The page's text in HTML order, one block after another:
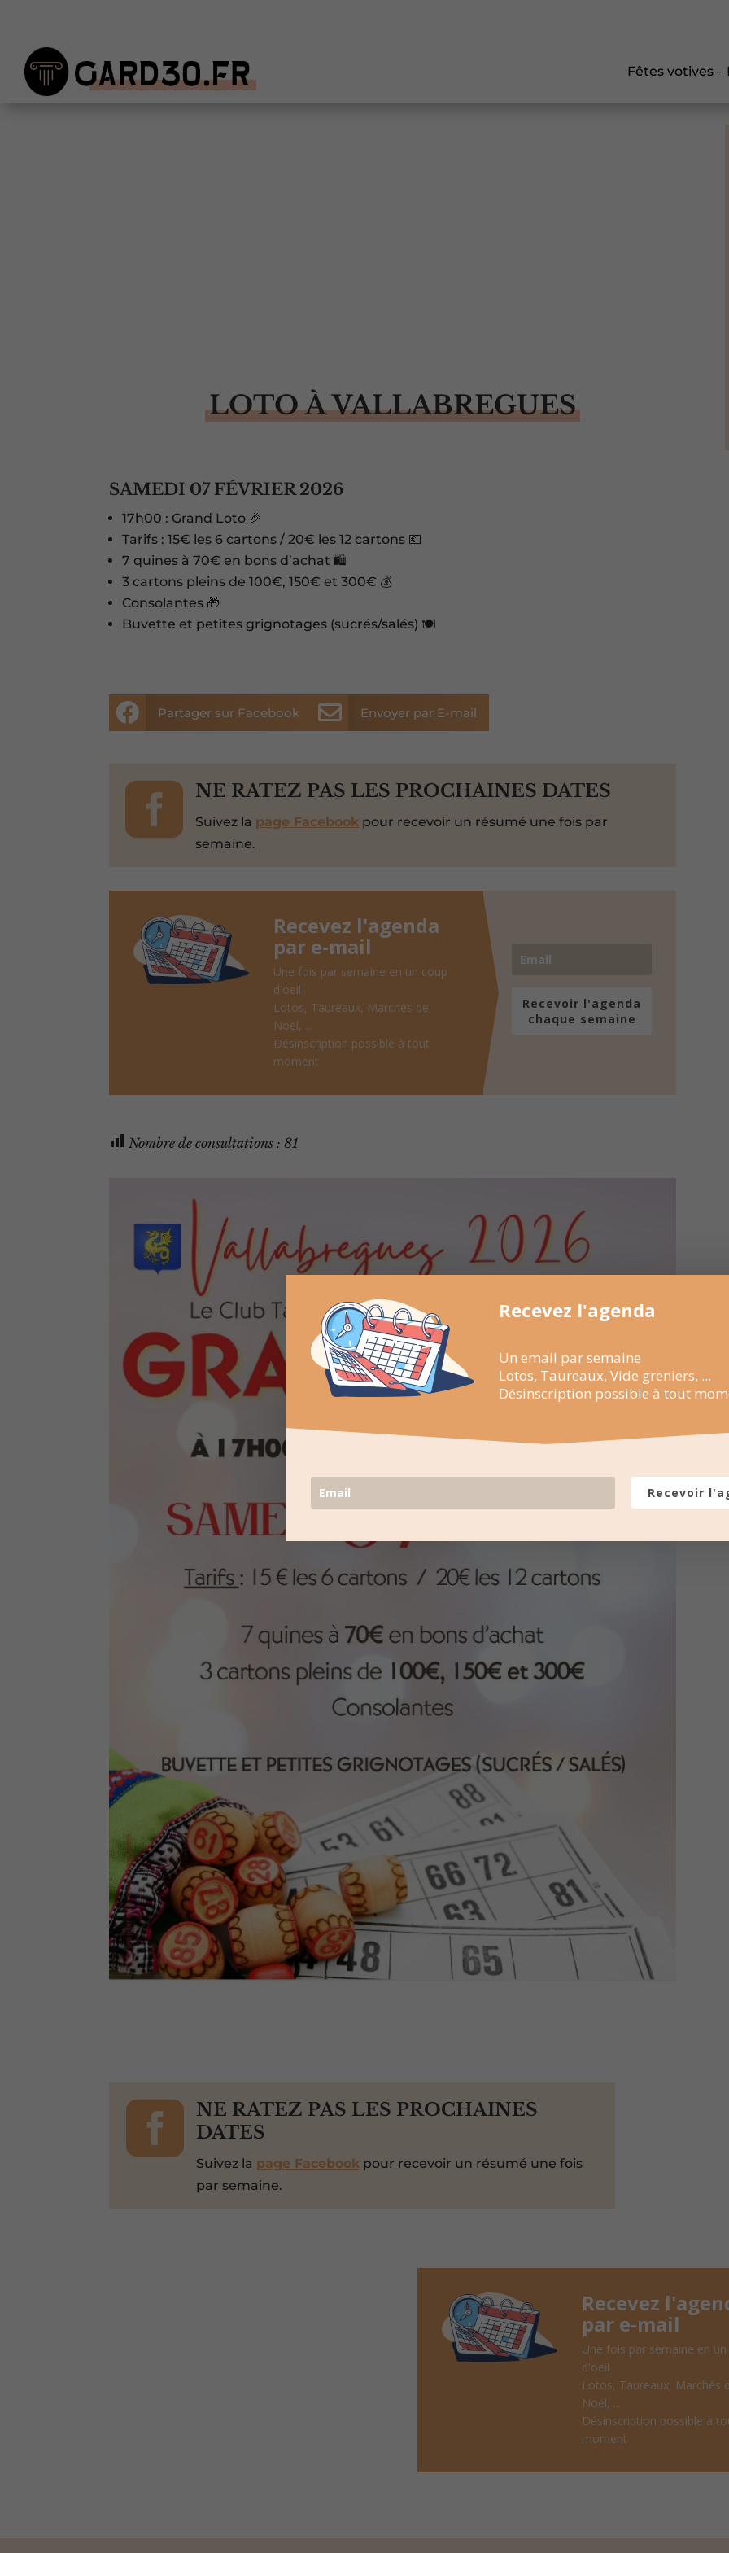
Fêtes votives –
LOTO À VALLABREGUES
SAMEDI 07 FÉVRIER 2026
17h00 : Grand Loto 🎉
Tarifs : 15€ les 6 cartons / 20€ les 12 cartons 💶
7 quines à 70€ en bons d’achat 🛍️
3 cartons pleins de 100€, 150€ et 300€ 💰
Consolantes 🎁
Buvette et petites grignotages (sucrés/salés) 🍽️
 Partager sur Facebook  Envoyer par E-mail
 NE RATEZ PAS LES PROCHAINES DATES
Suivez la page Facebook pour recevoir un résumé une fois par
semaine.
Recevez l'agenda
par e-mail
Une fois par semaine en un coup
d'oeil
Lotos, Taureaux, Marchés de
Noël, ...
Désinscription possible à tout
moment
Recevoir l'agenda
chaque semaine
Nombre de consultations : 81

NE RATEZ PAS LES PROCHAINES
DATES
Suivez la page Facebookpour recevoir un résumé une fois
par semaine.
Recevez
par e-mail
Une fois par semaine en
d'oeil
Lotos, Taureaux, Marchés
Noël, ...
Désinscription possible à
moment
Recevez l'agenda
Un email par semaine
Lotos, Taureaux, Vide greniers, ...
Désinscription possible à tout
Recevoir